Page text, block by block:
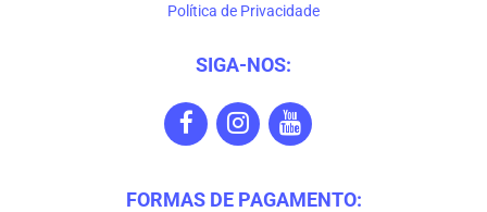
Política de Privacidade
SIGA-NOS:
FORMAS DE PAGAMENTO: